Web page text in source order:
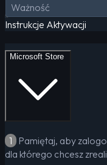
Ważność
Instrukcje Aktywacji
Microsoft Store
1 Pamiętaj, aby
dla którego chcesz